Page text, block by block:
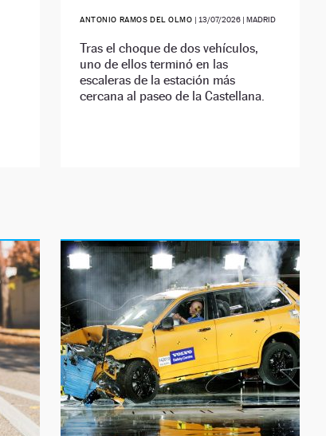
ANTONIO RAMOS DEL OLMO | 13/07/2026 | MADRID
Tras el choque de dos vehículos,
uno de ellos terminó en las
escaleras de la estación más
cercana al paseo de la Castellana.